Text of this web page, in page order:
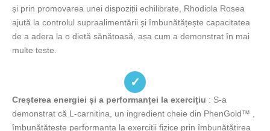
și prin promovarea unei dispoziții echilibrate, Rhodiola Rosea
ajută la controlul supraalimentării și îmbunătățește capacitatea
de a adera la o dietă sănătoasă, așa cum a demonstrat în mai
multe teste.
✓
Creșterea energiei și a performanței la exercițiu : S-a
demonstrat că L-carnitina, un ingredient cheie din PhenGold™ ,
îmbunătățește performanța la exerciții fizice prin îmbunătățirea